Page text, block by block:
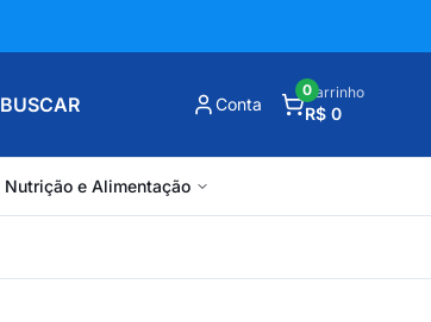
BUSCAR Conta
Carrinho
R$ 0
0
Nutrição e Alimentação